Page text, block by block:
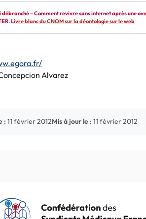
débranché – Comment revivre sans internet après une
Livre blanc du CNOM sur la déontologie sur le web
Alvarez
: 11 février 2012Mis à jour le : 11 février 2012